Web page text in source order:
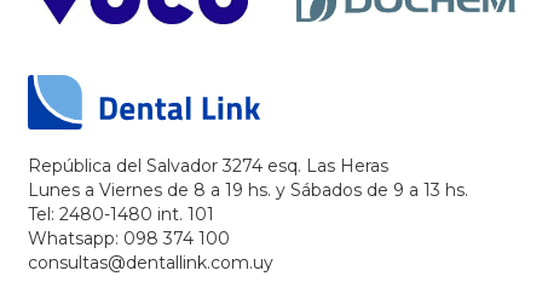
República del Salvador 3274 esq. Las Heras
Lunes a Viernes de 8 a 19 hs. y Sábados de 9 a 13 hs.
Tel: 2480-1480 int. 101
Whatsapp: 098 374 100
consultas@dentallink.com.uy